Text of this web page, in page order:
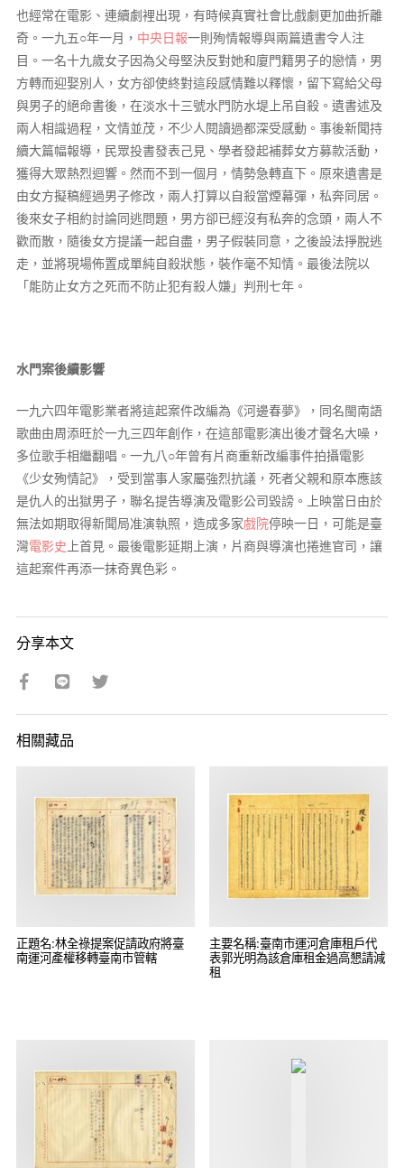
也經常在電影、連續劇裡出現，有時候真實社會比戲劇更加曲折離
奇。一九五○年一月， 中央日報一則殉情報導與兩篇遺書令人注
目。一名十九歲女子因為父母堅決反對她和廈門籍男子的戀情，男
方轉而迎娶別人，女方卻使終對這段感情難以釋懷，留下寫給父母
與男子的絕命書後，在淡水十三號水門防水堤上吊自殺。遺書述及
兩人相識過程，文情並茂，不少人閱讀過都深受感動。事後新聞持
續大篇幅報導，民眾投書發表己見、學者發起補葬女方募款活動，
獲得大眾熱烈迴響。然而不到一個月，情勢急轉直下。原來遺書是
由女方擬稿經過男子修改，兩人打算以自殺當煙幕彈，私奔同居。
後來女子相約討論同逃問題，男方卻已經沒有私奔的念頭，兩人不
歡而散，隨後女方提議一起自盡，男子假裝同意，之後設法掙脫逃
走，並將現場佈置成單純自殺狀態，裝作毫不知情。最後法院以
「能防止女方之死而不防止犯有殺人嫌」判刑七年。
水門案後續影響
一九六四年電影業者將這起案件改編為《河邊春夢》，同名閩南語
歌曲由周添旺於一九三四年創作，在這部電影演出後才聲名大噪，
多位歌手相繼翻唱。一九八○年曾有片商重新改編事件拍攝電影
《少女殉情記》，受到當事人家屬強烈抗議，死者父親和原本應該
是仇人的出獄男子，聯名提告導演及電影公司毀謗。上映當日由於
無法如期取得新聞局准演執照，造成多家戲院停映一日，可能是臺
灣電影史 上首見。最後電影延期上演，片商與導演也捲進官司，讓
這起案件再添一抹奇異色彩。
分享本文
相關藏品
正題名:林全祿提案促請政府將臺
南運河產權移轉臺南市管轄
主要名稱:臺南市運河倉庫租戶代
表郭光明為該倉庫租金過高懇請減
租